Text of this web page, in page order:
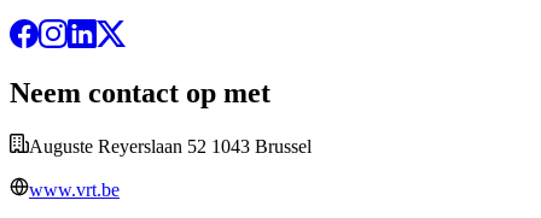
Neem contact op met
Auguste Reyerslaan 52 1043 Brussel
www.vrt.be